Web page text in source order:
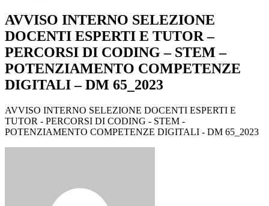
AVVISO INTERNO SELEZIONE
DOCENTI ESPERTI E TUTOR –
PERCORSI DI CODING – STEM –
POTENZIAMENTO COMPETENZE
DIGITALI – DM 65_2023
AVVISO INTERNO SELEZIONE DOCENTI ESPERTI E
TUTOR - PERCORSI DI CODING - STEM -
POTENZIAMENTO COMPETENZE DIGITALI - DM 65_2023